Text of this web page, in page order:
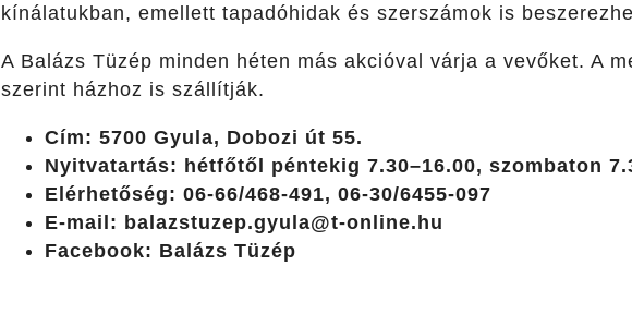
kínálatukban, emellett tapadóhidak és szerszámok is
A Balázs Tüzép minden héten más akcióval várja a vevőket. A
szerint házhoz is szállítják.
Cím: 5700 Gyula, Dobozi út 55.
Nyitvatartás: hétfőtől péntekig 7.30–16.00, szombaton
Elérhetőség: 06-66/468-491, 06-30/6455-097
E-mail: balazstuzep.gyula@t-online.hu
Facebook: Balázs Tüzép